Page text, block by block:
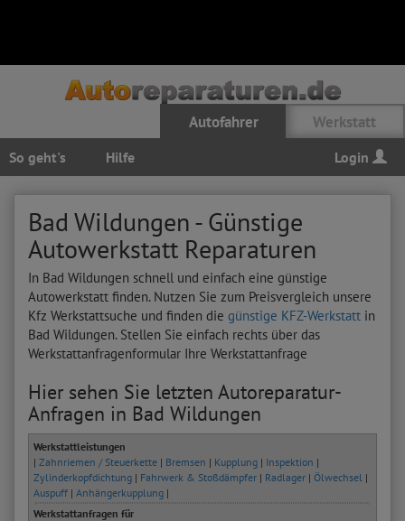
Autofahrer Werkstatt
So geht's Hilfe Login
Bad Wildungen - Günstige
Autowerkstatt Reparaturen
In Bad Wildungen schnell und einfach eine günstige
Autowerkstatt finden. Nutzen Sie zum Preisvergleich unsere
Kfz Werkstattsuche und finden die günstige KFZ-Werkstatt in
Bad Wildungen. Stellen Sie einfach rechts über das
Werkstattanfragenformular Ihre Werkstattanfrage
Hier sehen Sie letzten Autoreparatur-
Anfragen in Bad Wildungen
Werkstattleistungen
| Zahnriemen / Steuerkette | Bremsen | Kupplung | Inspektion |
Zylinderkopfdichtung | Fahrwerk & Stoßdämpfer | Radlager | Ölwechsel |
Auspuff | Anhängerkupplung |
Werkstattanfragen für